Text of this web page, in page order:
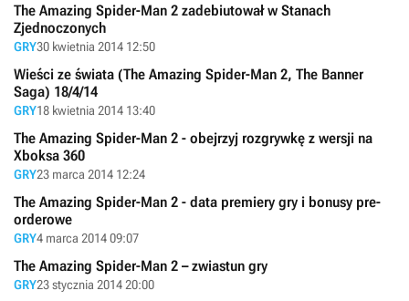
The Amazing Spider-Man 2 zadebiutował w Stanach
Zjednoczonych
GRY30 kwietnia 2014 12:50
Wieści ze świata (The Amazing Spider-Man 2, The Banner
Saga) 18/4/14
GRY18 kwietnia 2014 13:40
The Amazing Spider-Man 2 - obejrzyj rozgrywkę z wersji na
Xboksa 360
GRY23 marca 2014 12:24
The Amazing Spider-Man 2 - data premiery gry i bonusy pre-
orderowe
GRY4 marca 2014 09:07
The Amazing Spider-Man 2 – zwiastun gry
GRY23 stycznia 2014 20:00